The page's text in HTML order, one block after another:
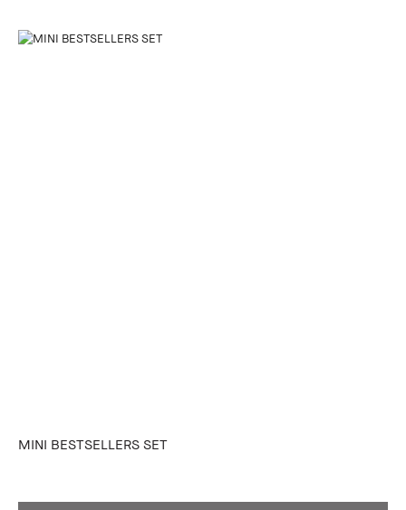
MINI BESTSELLERS SET